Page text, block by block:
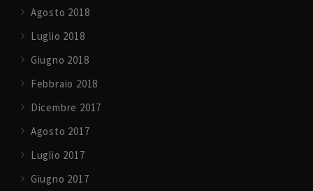
Agosto 2018
Luglio 2018
Giugno 2018
Febbraio 2018
Dicembre 2017
Agosto 2017
Luglio 2017
Giugno 2017